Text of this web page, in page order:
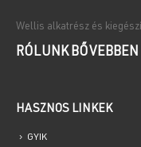
Wellis alkatrész és
RÓLUNK BŐVEBBEN
HASZNOS LINKEK
GYIK